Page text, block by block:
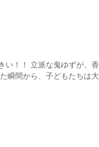
い！！ 立派な鬼ゆずが、香
瞬間から、子どもたちは大